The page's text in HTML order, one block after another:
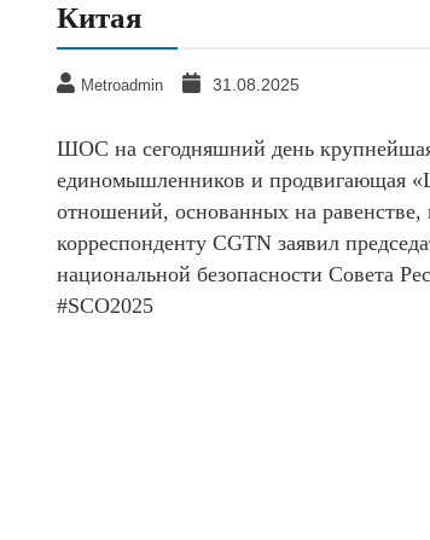
Китая
Metroadmin 31.08.2025
ШОС на сегодняшний день
единомышленников и продвигающая
отношений, основанных на
корреспонденту CGTN заявил
национальной безопасности Совета
#SCO2025